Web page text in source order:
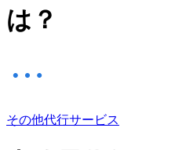
は？
その他代行サービス